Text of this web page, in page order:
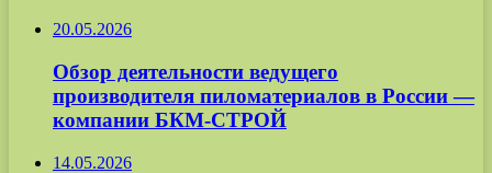
20.05.2026
Обзор деятельности ведущего
производителя пиломатериалов в России —
компании БКМ-СТРОЙ
14.05.2026